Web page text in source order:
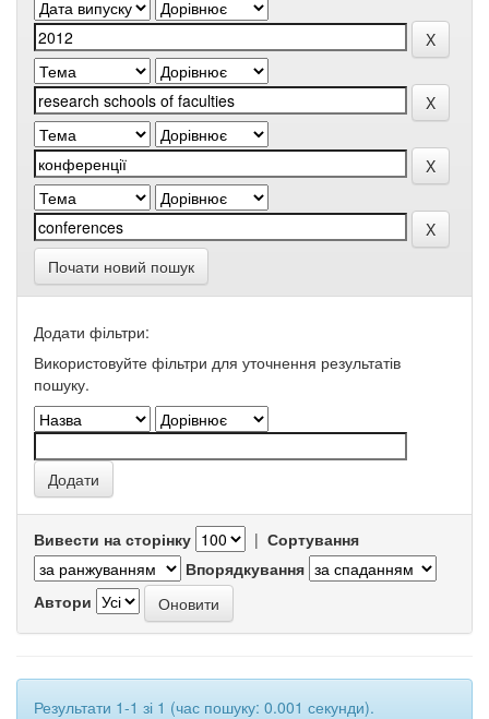
Почати новий пошук
Додати фільтри:
Використовуйте фільтри для уточнення результатів
пошуку.
Вивести на сторінку | Сортування
Впорядкування
Автори
Результати 1-1 зі 1 (час пошуку: 0.001 секунди).